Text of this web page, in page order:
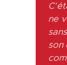
ne
son